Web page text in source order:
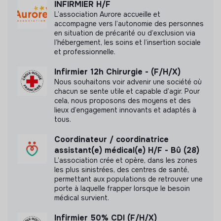
Assurer la transmission orale et écrite des
informations relatives à la santé des résidents.
Informer les résidents et leurs familles sur les soins
Participer à l’élaboration, au suivi et à l’évaluation des
Labels et certifications
Cette structure n'a pas souhaité nous
communiquer les labels ou certifications qu'elle a
pu obtenir.
Documents
N'a pas encore communiqué de documents de
transparence
INFIRMIER H/F
L’association Aurore accueille et
accompagne vers l’autonomie des personnes
en situation de précarité ou d’exclusion via
l’hébergement, les soins et l’insertion sociale
et professionnelle.
Infirmier 12h Chirurgie - (F/H/X)
Nous souhaitons voir advenir une société où
chacun se sente utile et capable d’agir. Pour
cela, nous proposons des moyens et des
lieux d’engagement innovants et adaptés à
tous.
Coordinateur / coordinatrice
assistant(e) médical(e) H/F - Bû (28)
L’association crée et opère, dans les zones
les plus sinistrées, des centres de santé,
permettant aux populations de retrouver une
porte à laquelle frapper lorsque le besoin
médical survient.
Infirmier 50% CDI (F/H/X)